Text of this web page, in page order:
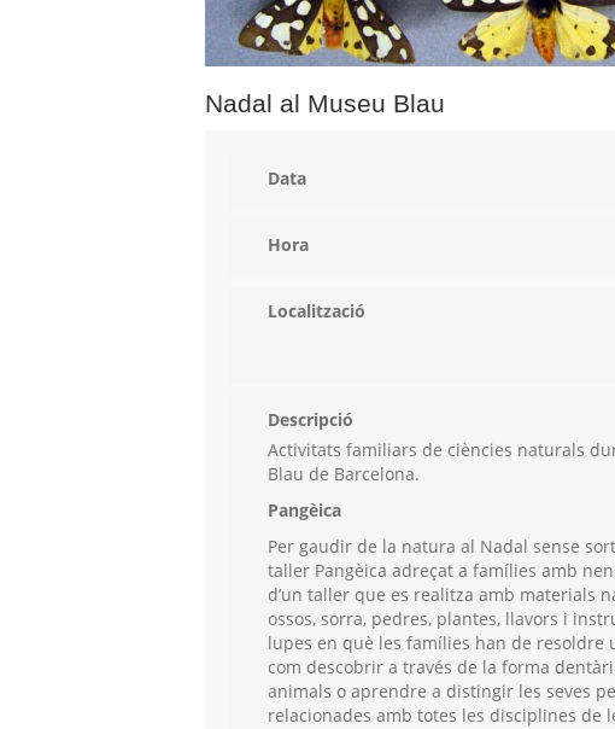
Nadal al Museu Blau
Data
Hora
Localització
Descripció
Activitats familiars de ciències naturals
Blau de Barcelona.
Pangèica
Per gaudir de la natura al Nadal sense
taller Pangèica adreçat a famílies amb
d’un taller que es realitza amb materials
ossos, sorra, pedres, plantes, llavors i
lupes en què les famílies han de resoldre
com descobrir a través de la forma
animals o aprendre a distingir les seves
relacionades amb totes les disciplines de